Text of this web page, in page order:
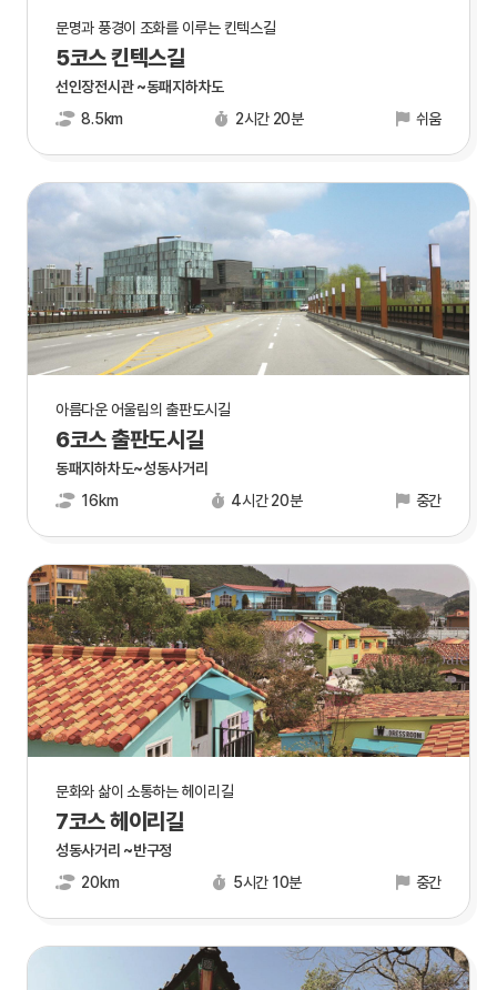
문명과 풍경이 조화를 이루는 킨텍스길
5코스 킨텍스길
선인장전시관 ~동패지하차도
8.5km
2시간 20분 쉬움
아름다운 어울림의 출판도시길
6코스 출판도시길
동패지하차도~성동사거리
16km
4시간 20분 중간
문화와 삶이 소통하는 헤이리길
7코스 헤이리길
성동사거리 ~반구정
20km
5시간 10분 중간